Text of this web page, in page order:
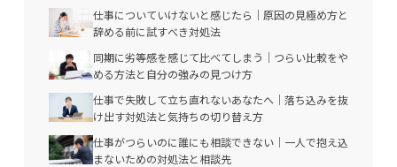
仕事についていけないと感じたら｜原因の見極め方と
辞める前に試すべき対処法
同期に劣等感を感じて比べてしまう｜つらい比較をや
める方法と自分の強みの見つけ方
仕事で失敗して立ち直れないあなたへ｜落ち込みを抜
け出す対処法と気持ちの切り替え方
仕事がつらいのに誰にも相談できない｜一人で抱え込
まないための対処法と相談先